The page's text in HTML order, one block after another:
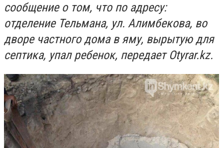
сообщение о том, что по адресу:
отделение Тельмана, ул. Алимбекова, во
дворе частного дома в яму, вырытую для
септика, упал ребенок, передает Otyrar.kz.